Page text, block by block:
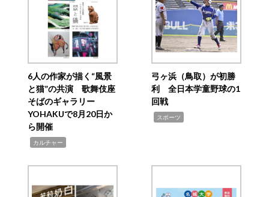
6人の作家が描く“風景
と猫”の共演 歌舞伎座
そばのギャラリー
YOHAKUで8月20日か
ら開催
カルチャー
弓ヶ浜（鳥取）が初勝
利 全日本学童野球の1
回戦
スポーツ